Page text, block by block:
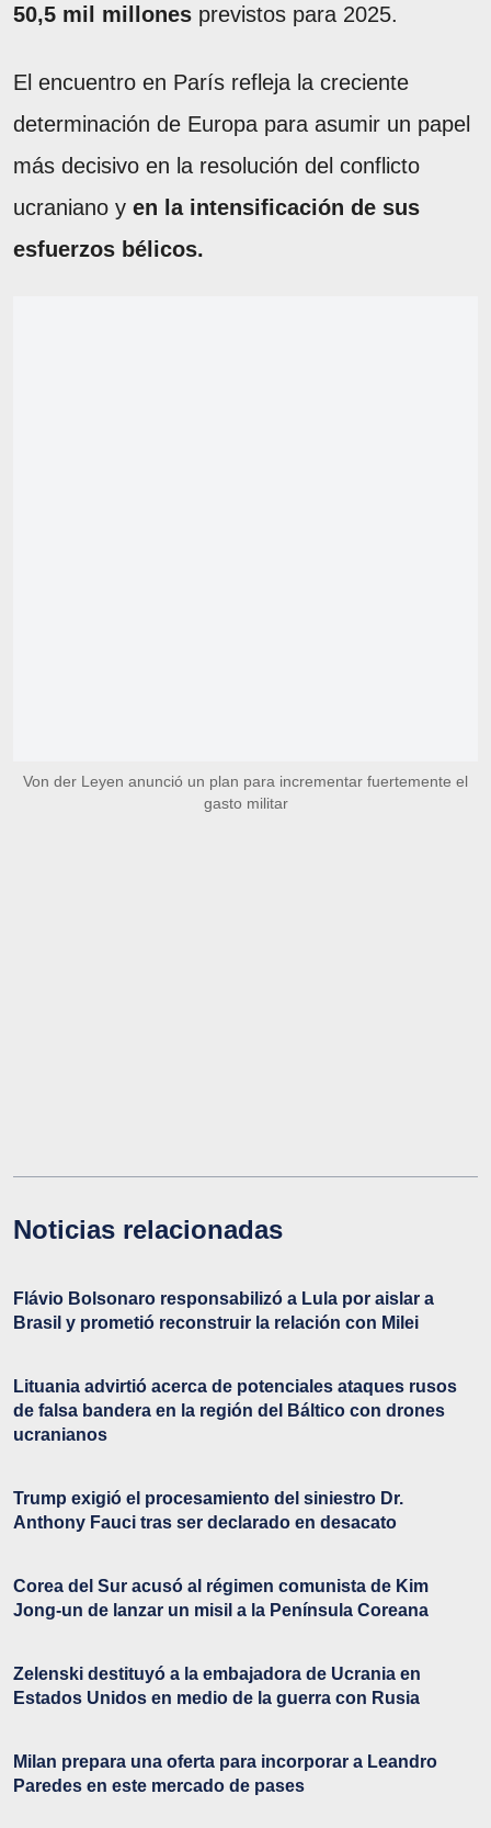
50,5 mil millones previstos para 2025.
El encuentro en París refleja la creciente
determinación de Europa para asumir un papel
más decisivo en la resolución del conflicto
ucraniano y en la intensificación de sus
esfuerzos bélicos.
Von der Leyen anunció un plan para incrementar fuertemente el
gasto militar
Noticias relacionadas
Flávio Bolsonaro responsabilizó a Lula por aislar a
Brasil y prometió reconstruir la relación con Milei
Lituania advirtió acerca de potenciales ataques rusos
de falsa bandera en la región del Báltico con drones
ucranianos
Trump exigió el procesamiento del siniestro Dr.
Anthony Fauci tras ser declarado en desacato
Corea del Sur acusó al régimen comunista de Kim
Jong-un de lanzar un misil a la Península Coreana
Zelenski destituyó a la embajadora de Ucrania en
Estados Unidos en medio de la guerra con Rusia
Milan prepara una oferta para incorporar a Leandro
Paredes en este mercado de pases